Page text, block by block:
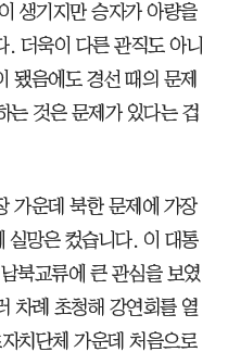
생기지만 승자가 아량을
. 더욱이 다른 관직도 아니
됐음에도 경선 때의 문제
는 것은 문제가 있다는 겁
가운데 북한 문제에 가장
실망은 컸습니다. 이 대통
북교류에 큰 관심을 보였
차례 초청해 강연회를 열
치단체 가운데 처음으로